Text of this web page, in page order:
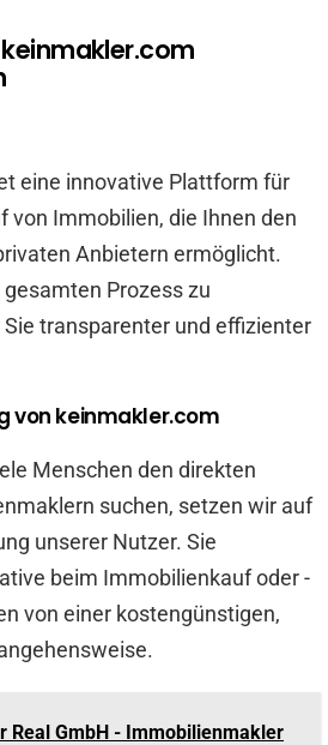
eine innovative Plattform für
von Immobilien, die Ihnen den
Anbietern ermöglicht.
Prozess zu
transparenter und effizienter
von keinmakler.com
Menschen den direkten
suchen, setzen wir auf
unserer Nutzer. Sie
beim Immobilienkauf oder -
von einer kostengünstigen,
Real GmbH - Immobilienmakler